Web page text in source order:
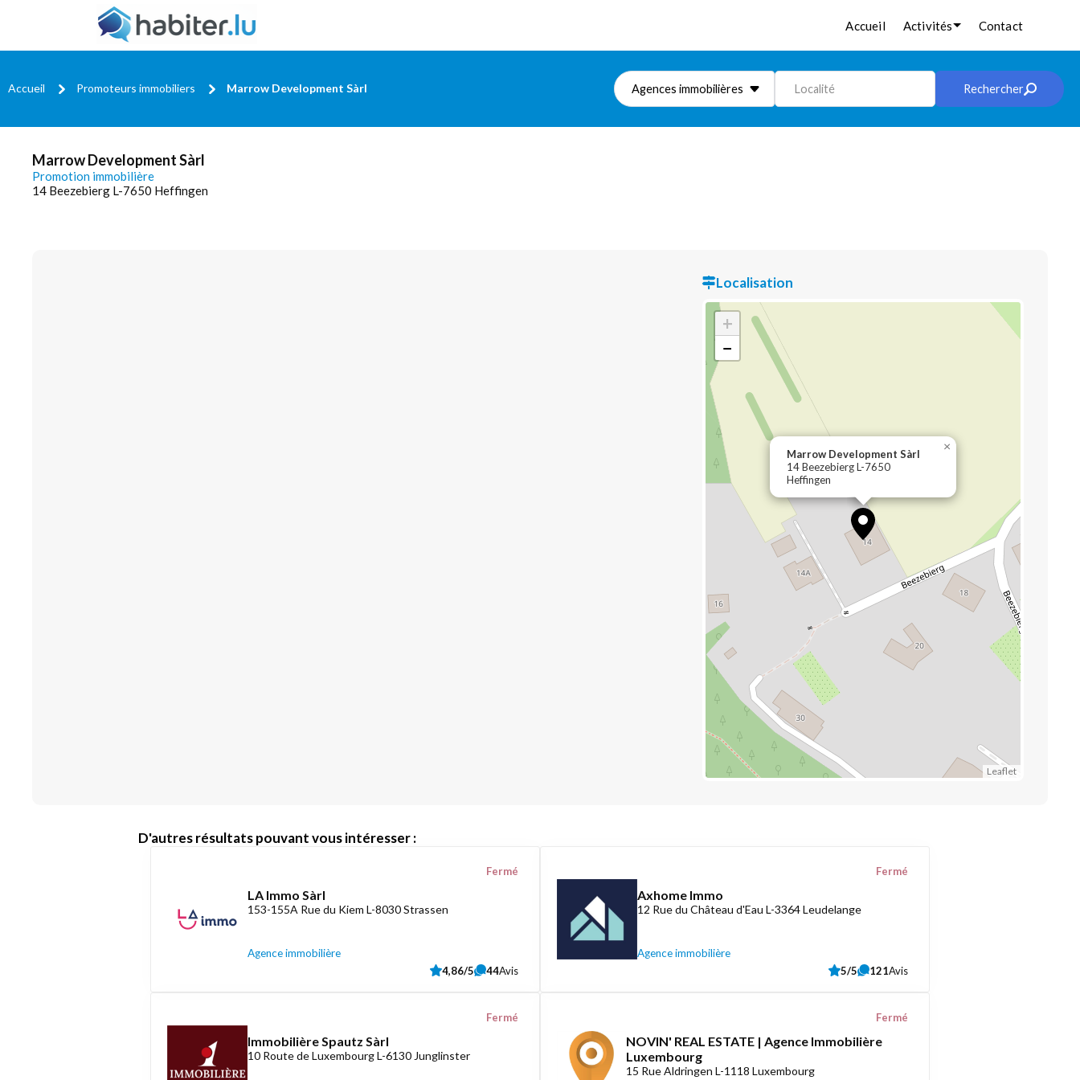
Accueil Activités Contact
Accueil Promoteurs immobiliers Marrow Development Sàrl Agences immobilières Localité Rechercher
Marrow Development Sàrl
Promotion immobilière
14 Beezebierg L-7650 Heffingen
Localisation
Marrow Development Sàrl
14 Beezebierg L-7650
Heffingen
×
+
−
Leaflet
D'autres résultats pouvant vous intéresser :
LA Immo Sàrl
153-155A Rue du Kiem L-8030 Strassen
Agence immobilière
Fermé
4,86/5 44Avis
Axhome Immo
12 Rue du Château d'Eau L-3364 Leudelange
Agence immobilière
Fermé
5/5 121Avis
Immobilière Spautz Sàrl
10 Route de Luxembourg L-6130 Junglinster
Fermé
NOVIN' REAL ESTATE | Agence Immobilière
Luxembourg
15 Rue Aldringen L-1118 Luxembourg
Fermé